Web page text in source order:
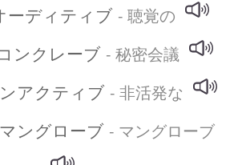
ーディティブ - 聴覚の
ンクレーブ - 秘密会議
アクティブ - 非活発な
マングローブ - マングローブ